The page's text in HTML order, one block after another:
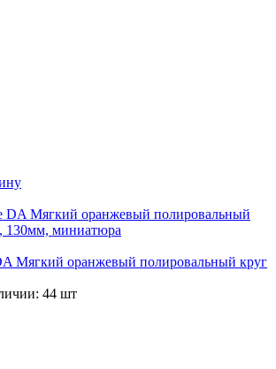
Мягкий оранжевый полировальный круг
44 шт